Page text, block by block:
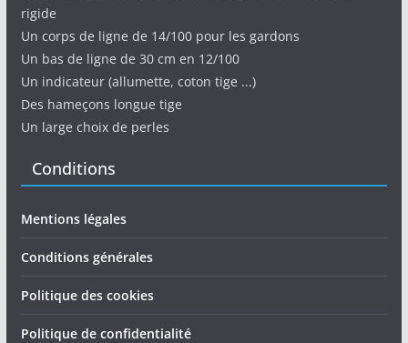
rigide
Un corps de ligne de 14/100 pour les gardons
Un bas de ligne de 30 cm en 12/100
Un indicateur (allumette, coton tige ...)
Des hameçons longue tige
Un large choix de perles
Conditions
Mentions légales
Conditions générales
Politique des cookies
Politique de confidentialité